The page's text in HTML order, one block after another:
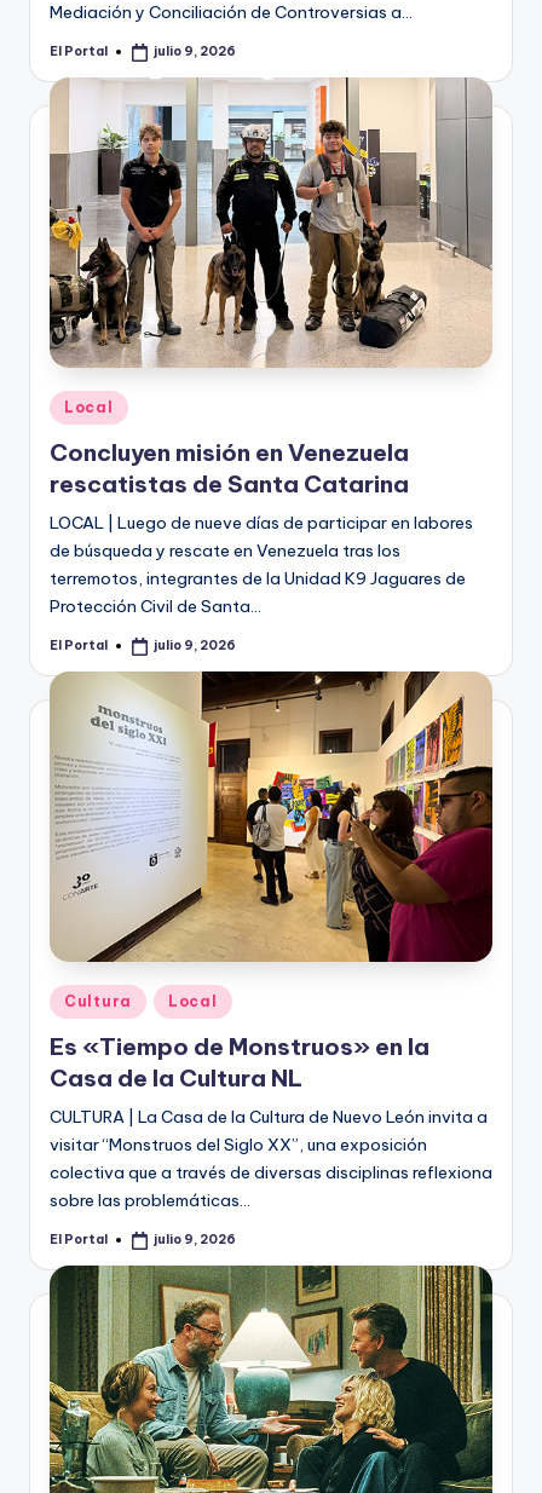
Mediación y Conciliación de Controversias a…
Publicado
El Portal julio 9, 2026
Publicado
en
Local
Concluyen misión en Venezuela
rescatistas de Santa Catarina
LOCAL | Luego de nueve días de participar en labores
de búsqueda y rescate en Venezuela tras los
terremotos, integrantes de la Unidad K9 Jaguares de
Protección Civil de Santa…
Publicado
El Portal julio 9, 2026
Publicado
en
Cultura Local
Es «Tiempo de Monstruos» en la
Casa de la Cultura NL
CULTURA | La Casa de la Cultura de Nuevo León invita a
visitar “Monstruos del Siglo XX”, una exposición
colectiva que a través de diversas disciplinas reflexiona
sobre las problemáticas…
Publicado
El Portal julio 9, 2026